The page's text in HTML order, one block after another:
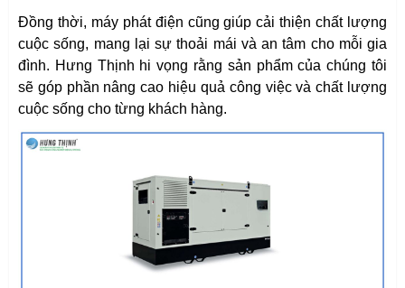
Đồng thời, máy phát điện cũng giúp cải thiện chất lượng
cuộc sống, mang lại sự thoải mái và an tâm cho mỗi gia
đình. Hưng Thịnh hi vọng rằng sản phẩm của chúng tôi
sẽ góp phần nâng cao hiệu quả công việc và chất lượng
cuộc sống cho từng khách hàng.